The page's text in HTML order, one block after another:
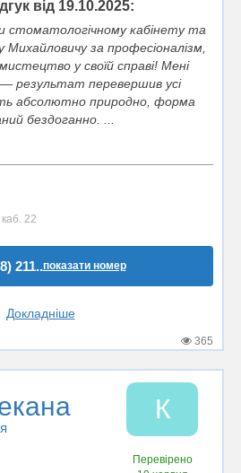
від 19.10.2025:
стоматологічному кабінету та
Михайловичу за професіоналізм,
у своїй справі! Мені
— результат перевершив усі
абсолютно природно, форма
бездоганно. ...
22
211..показати номер
Докладніше
365
К
Перевірено